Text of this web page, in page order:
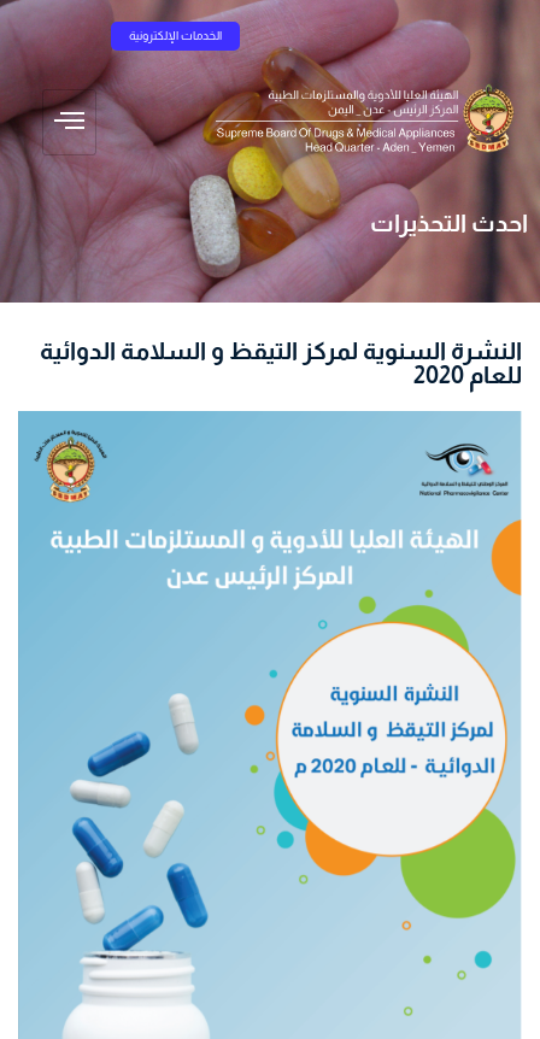
الخدمات الإلكترونية
احدث التحذيرات
النشرة السنوية لمركز التيقظ و السلامة الدوائية
للعام 2020